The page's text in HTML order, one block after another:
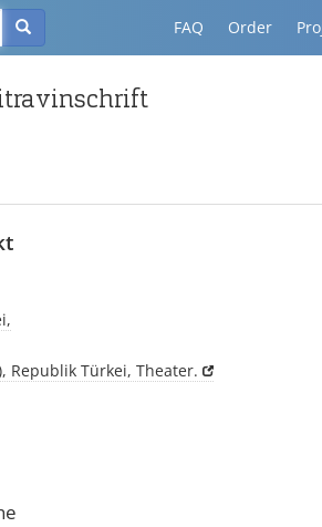
FAQ Order
Republik Türkei, Theater.